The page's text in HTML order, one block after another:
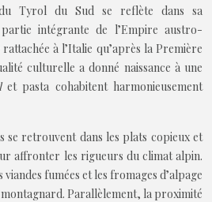
du Tyrol du Sud se reflète dans sa
intégrante de l’Empire austro-
à l’Italie qu’après la Première
culturelle a donné naissance à une
et pasta cohabitent harmonieusement
se retrouvent dans les plats copieux et
affronter les rigueurs du climat alpin.
fumées et les fromages d’alpage
Parallèlement, la proximité